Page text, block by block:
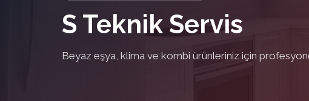
S Teknik Servis
Beyaz eşya, klima ve kombi ürünleriniz için